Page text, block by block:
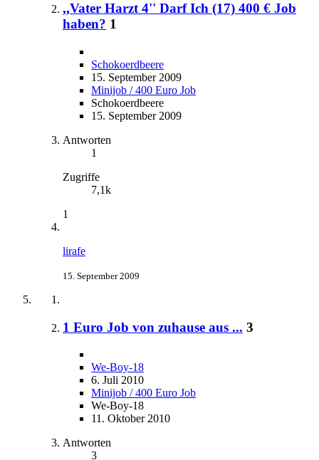
,,Vater Harzt 4'' Darf Ich (17) 400 € Job
haben? 1
Schokoerdbeere
15. September 2009
Minijob / 400 Euro Job
Schokoerdbeere
15. September 2009
Antworten
1
Zugriffe
7,1k
1
lirafe
15. September 2009
1 Euro Job von zuhause aus ... 3
We-Boy-18
6. Juli 2010
Minijob / 400 Euro Job
We-Boy-18
11. Oktober 2010
Antworten
3